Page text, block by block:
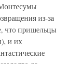
из-за
что пришельцы
и их